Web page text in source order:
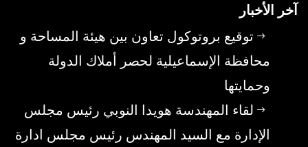
آخر الأخبار
توقيع بروتوكول تعاون بين هيئة المساحة و
محافظة الإسماعيلية لحصر أملاك الدولة
وحمايتها
لقاء المهندسة هويدا النوبي رئيس مجلس
الإدارة مع السيد المهندس رئيس مجلس ادارة